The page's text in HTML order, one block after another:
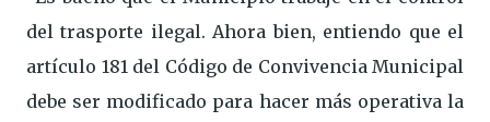
del trasporte ilegal. Ahora bien, entiendo que el
artículo 181 del Código de Convivencia Municipal
debe ser modificado para hacer más operativa la